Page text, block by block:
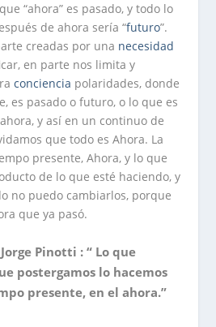
“ahora” es pasado, y todo lo
de ahora sería “futuro”.
creadas por una necesidad
en parte nos limita y
conciencia polaridades, donde
es pasado o futuro, o lo que es
y así en un continuo de
que todo es Ahora. La
presente, Ahora, y lo que
de lo que esté haciendo, y
no puedo cambiarlos, porque
que ya pasó.
Pinotti : “ Lo que
postergamos lo hacemos
presente, en el ahora.”